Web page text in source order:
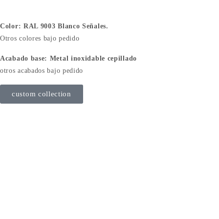
Color: RAL 9003 Blanco Señales.
Otros colores bajo pedido
Acabado base: Metal inoxidable cepillado
otros acabados bajo pedido
custom collection